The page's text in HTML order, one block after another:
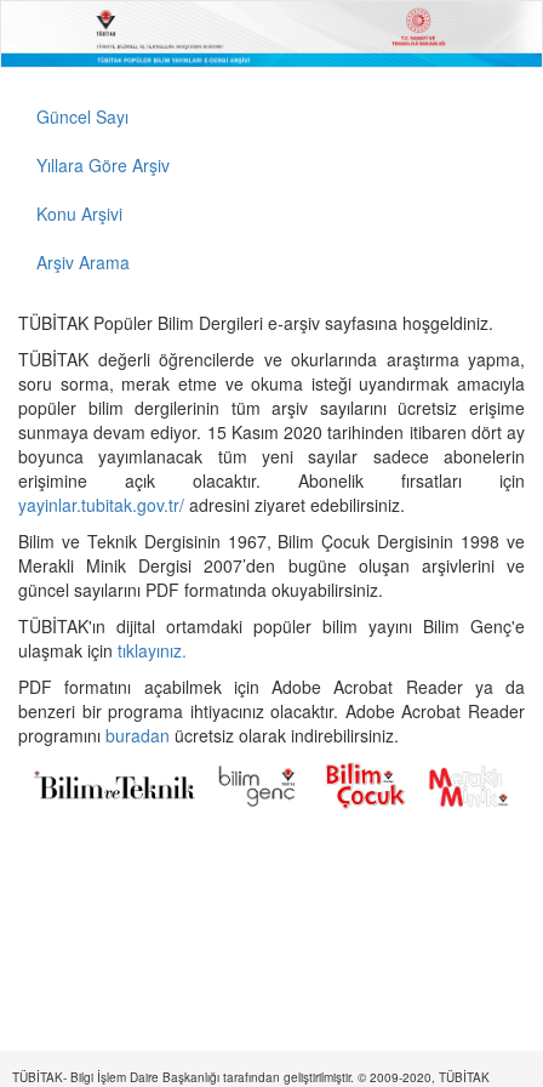
Güncel Sayı
Yıllara Göre Arşiv
Konu Arşivi
Arşiv Arama
TÜBİTAK Popüler Bilim Dergileri e-arşiv sayfasına hoşgeldiniz.
TÜBİTAK değerli öğrencilerde ve okurlarında araştırma yapma,
soru sorma, merak etme ve okuma isteği uyandırmak amacıyla
popüler bilim dergilerinin tüm arşiv sayılarını ücretsiz erişime
sunmaya devam ediyor. 15 Kasım 2020 tarihinden itibaren dört ay
boyunca yayımlanacak tüm yeni sayılar sadece abonelerin
erişimine açık olacaktır. Abonelik fırsatları için
yayinlar.tubitak.gov.tr/ adresini ziyaret edebilirsiniz.
Bilim ve Teknik Dergisinin 1967, Bilim Çocuk Dergisinin 1998 ve
Merakli Minik Dergisi 2007’den bugüne oluşan arşivlerini ve
güncel sayılarını PDF formatında okuyabilirsiniz.
TÜBİTAK'ın dijital ortamdaki popüler bilim yayını Bilim Genç'e
ulaşmak için tıklayınız.
PDF formatını açabilmek için Adobe Acrobat Reader ya da
benzeri bir programa ihtiyacınız olacaktır. Adobe Acrobat Reader
programını buradan ücretsiz olarak indirebilirsiniz.
TÜBİTAK- Bilgi İşlem Daire Başkanlığı tarafından geliştirilmiştir. © 2009-2020, TÜBİTAK